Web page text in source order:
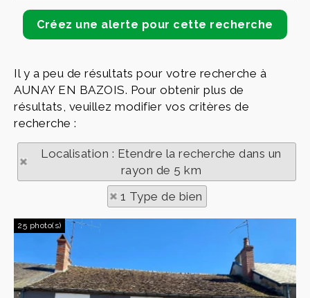
Il y a peu de résultats pour votre recherche à
AUNAY EN BAZOIS. Pour obtenir plus de
résultats, veuillez modifier vos critères de
recherche :
Localisation : Etendre la recherche dans un
rayon de 5 km
1 Type de bien
25 photo(s)